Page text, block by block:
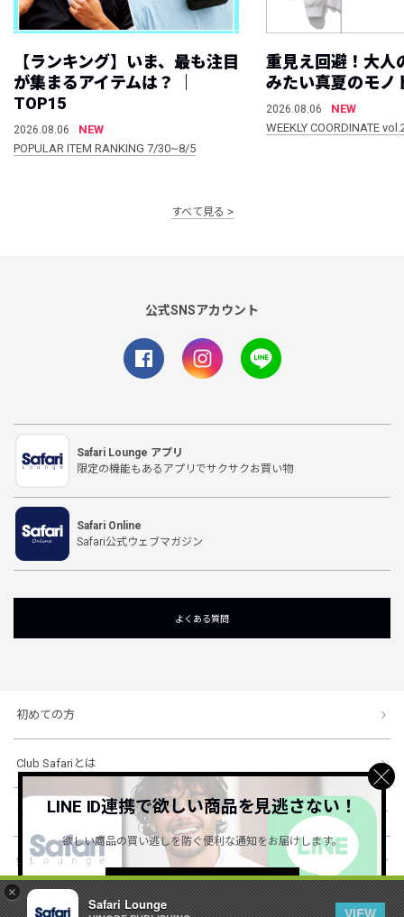
×
Safari Lounge
VIEW
【ランキング】いま、最も注目
が集まるアイテムは？ ｜
TOP15
2026.08.06
NEW
POPULAR ITEM RANKING 7/30~8/5
重見え回避！大人
みたい真夏のモノ
2026.08.06
NEW
WEEKLY COORDINATE
すべて見る
公式SNSアカウント
Safari Lounge アプリ
限定の機能もあるアプリでサクサクお買い物
Safari Online
Safari公式ウェブマガジン
よくある質問
初めての方
Club Safariとは
ショッピングガイド
会社概要・規約
LINE ID連携で欲しい商品を見逃さない！
欲しい商品の買い逃しを防ぐ便利な通知をお届けします。
詳しくはこちら ＞